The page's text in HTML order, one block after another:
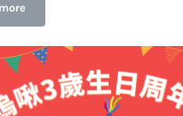
【2023嗚啾3歲生日慶】新戶專屬「